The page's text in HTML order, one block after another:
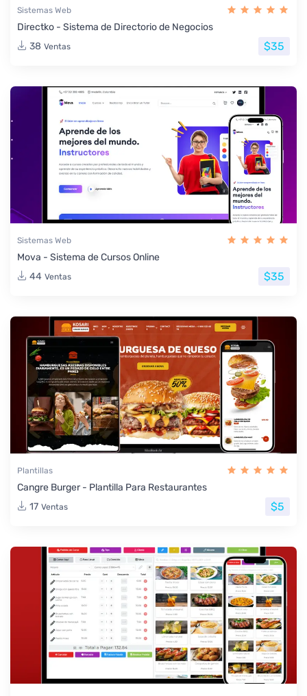
Sistemas Web
Directko - Sistema de Directorio de Negocios
38 Ventas $35
Sistemas Web
Mova - Sistema de Cursos Online
44 Ventas $35
Plantillas
Cangre Burger - Plantilla Para Restaurantes
17 Ventas $5